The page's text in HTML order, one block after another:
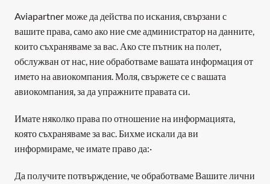
Aviapartner може да действа по искания, свързани с
вашите права, само ако ние сме администратор на данните,
които съхраняваме за вас. Ако сте пътник на полет,
обслужван от нас, ние обработваме вашата информация от
името на авиокомпания. Моля, свържете се с вашата
авиокомпания, за да упражните правата си.
Имате няколко права по отношение на информацията,
която съхраняваме за вас. Бихме искали да ви
информираме, че имате право да:·
Да получите потвърждение, че обработваме Вашите лични